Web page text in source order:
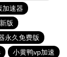
加速器
版
永久免费版
小黄鸭vp加速